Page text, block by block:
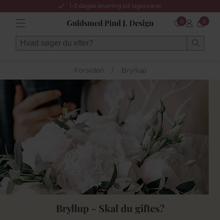
1-3 dages levering på lagervarer
0 0
Forsiden / Bryllup
Bryllup - Skal du giftes?